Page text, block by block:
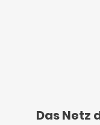
Das Netz